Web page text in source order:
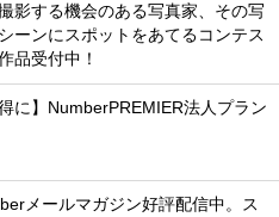
影する機会のある写真家、その写
ーンにスポットをあてるコンテス
品受付中！
に】NumberPREMIER法人プラン
メールマガジン好評配信中。ス